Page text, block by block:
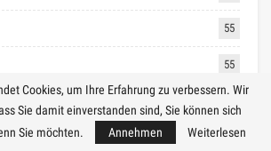
55
55
Cookies, um Ihre Erfahrung zu verbessern. Wir
Sie damit einverstanden sind, Sie können sich
Sie möchten.
Annehmen Weiterlesen